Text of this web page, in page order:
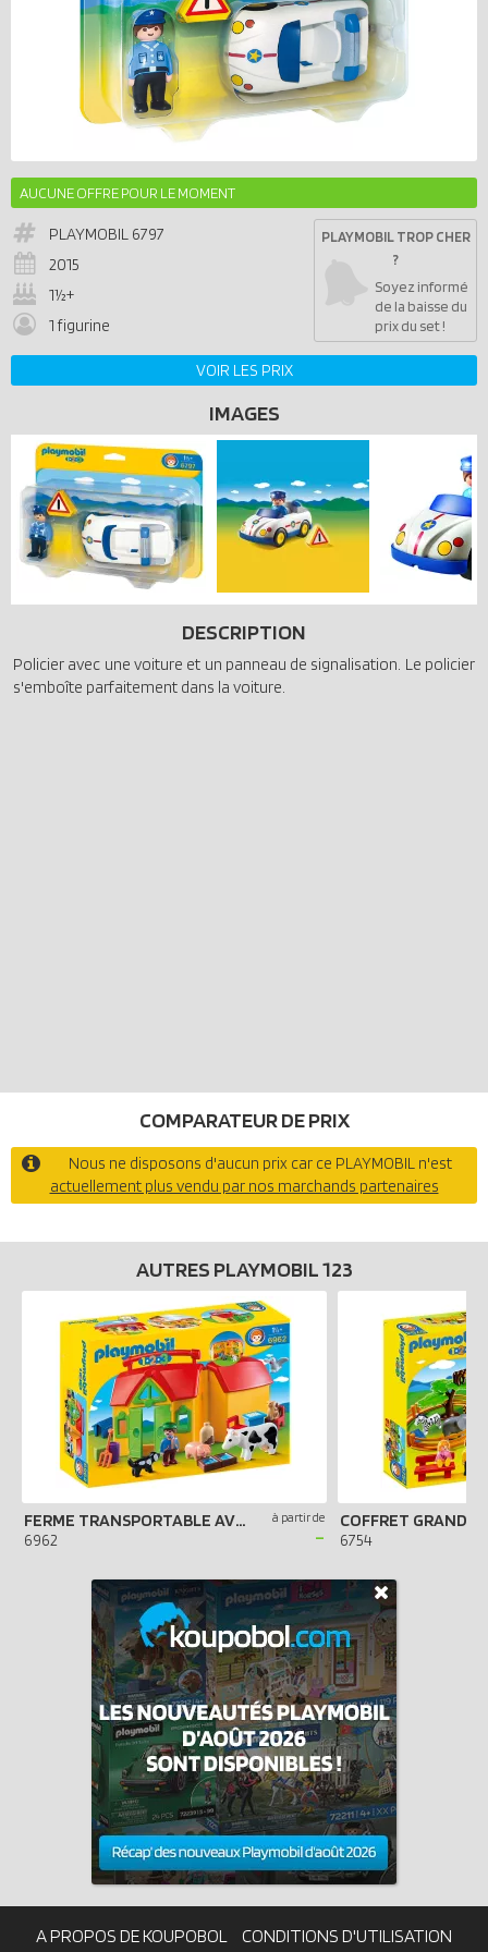
AUCUNE OFFRE POUR LE MOMENT
PLAYMOBIL 6797
2015
1½+
1 figurine
PLAYMOBIL TROP CHER
?
Soyez informé
de la baisse du
prix du set !
VOIR LES PRIX
IMAGES
DESCRIPTION
Policier avec une voiture et un panneau de signalisation. Le policier
s'emboîte parfaitement dans la voiture.
COMPARATEUR DE PRIX
Nous ne disposons d'aucun prix car ce PLAYMOBIL n'est
actuellement plus vendu par nos marchands partenaires
AUTRES PLAYMOBIL 123
FERME TRANSPORTABLE AVEC ANIMAUX
6962
à partir de
-
COFFRET GRAND
6754
A PROPOS DE KOUPOBOL CONDITIONS D'UTILISATION